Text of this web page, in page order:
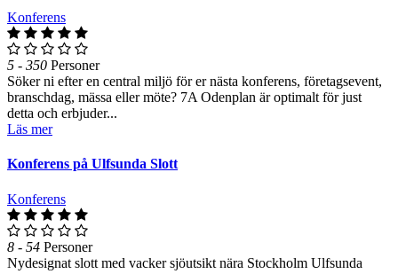
Konferens
5 - 350 Personer
Söker ni efter en central miljö för er nästa konferens, företagsevent,
branschdag, mässa eller möte? 7A Odenplan är optimalt för just
detta och erbjuder...
Läs mer
Konferens på Ulfsunda Slott
Konferens
8 - 54 Personer
Nydesignat slott med vacker sjöutsikt nära Stockholm Ulfsunda